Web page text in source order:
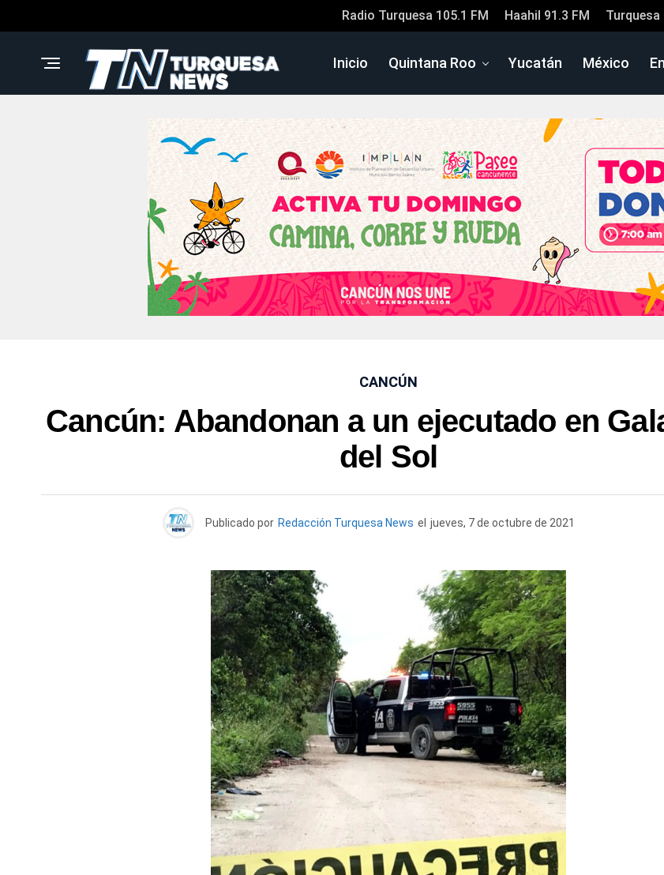
Radio Turquesa 105.1 FM Haahil 91.3 FM Turquesa
Inicio Quintana Roo Yucatán México
CANCÚN
Cancún: Abandonan a un ejecutado en
del Sol
Publicado por Redacción Turquesa News el jueves, 7 de octubre de 2021